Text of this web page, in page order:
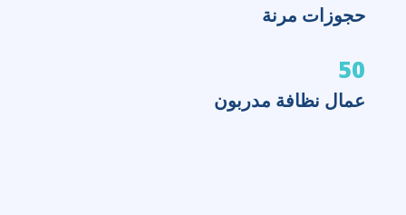
حجوزات مرنة
50
عمال نظافة مدربون